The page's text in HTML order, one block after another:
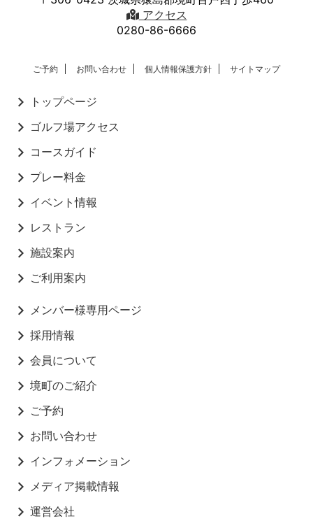
アクセス
0280-86-6666
ご予約 お問い合わせ 個人情報保護方針 サイトマップ
トップページ
ゴルフ場アクセス
コースガイド
プレー料金
イベント情報
レストラン
施設案内
ご利用案内
メンバー様専用ページ
採用情報
会員について
境町のご紹介
ご予約
お問い合わせ
インフォメーション
メディア掲載情報
運営会社